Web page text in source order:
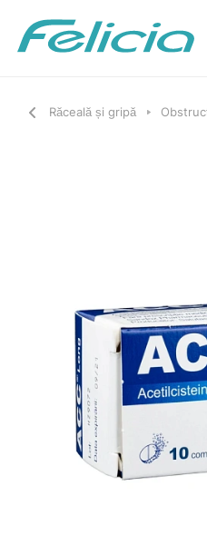
Răceală și gripă